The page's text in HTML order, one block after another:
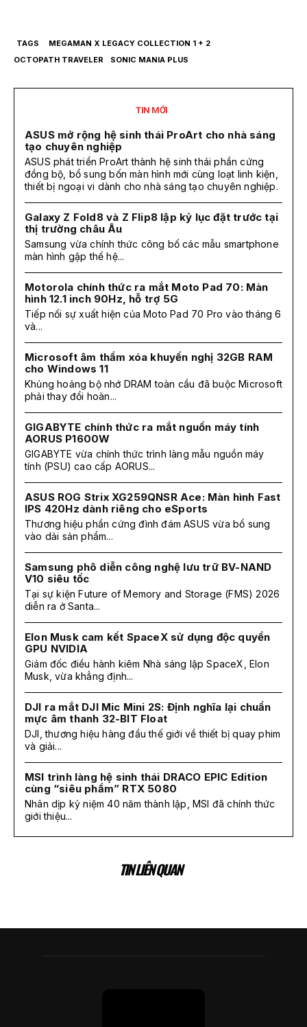
TAGS
MEGAMAN X LEGACY COLLECTION 1 + 2
OCTOPATH TRAVELER
SONIC MANIA PLUS
TIN MỚI
ASUS mở rộng hệ sinh thái ProArt cho nhà sáng
tạo chuyên nghiệp
ASUS phát triển ProArt thành hệ sinh thái phần cứng
đồng bộ, bổ sung bốn màn hình mới cùng loạt linh kiện,
thiết bị ngoại vi dành cho nhà sáng tạo chuyên nghiệp.
Galaxy Z Fold8 và Z Flip8 lập kỷ lục đặt trước tại
thị trường châu Âu
Samsung vừa chính thức công bố các mẫu smartphone
màn hình gập thế hệ...
Motorola chính thức ra mắt Moto Pad 70: Màn
hình 12.1 inch 90Hz, hỗ trợ 5G
Tiếp nối sự xuất hiện của Moto Pad 70 Pro vào tháng 6
và...
Microsoft âm thầm xóa khuyến nghị 32GB RAM
cho Windows 11
Khủng hoảng bộ nhớ DRAM toàn cầu đã buộc Microsoft
phải thay đổi hoàn...
GIGABYTE chính thức ra mắt nguồn máy tính
AORUS P1600W
GIGABYTE vừa chính thức trình làng mẫu nguồn máy
tính (PSU) cao cấp AORUS...
ASUS ROG Strix XG259QNSR Ace: Màn hình Fast
IPS 420Hz dành riêng cho eSports
Thương hiệu phần cứng đình đám ASUS vừa bổ sung
vào dải sản phẩm...
Samsung phô diễn công nghệ lưu trữ BV-NAND
V10 siêu tốc
Tại sự kiện Future of Memory and Storage (FMS) 2026
diễn ra ở Santa...
Elon Musk cam kết SpaceX sử dụng độc quyền
GPU NVIDIA
Giám đốc điều hành kiêm Nhà sáng lập SpaceX, Elon
Musk, vừa khẳng định...
DJI ra mắt DJI Mic Mini 2S: Định nghĩa lại chuẩn
mực âm thanh 32-BIT Float
DJI, thương hiệu hàng đầu thế giới về thiết bị quay phim
và giải...
MSI trình làng hệ sinh thái DRACO EPIC Edition
cùng “siêu phẩm” RTX 5080
Nhân dịp kỷ niệm 40 năm thành lập, MSI đã chính thức
giới thiệu...
TIN LIÊN QUAN